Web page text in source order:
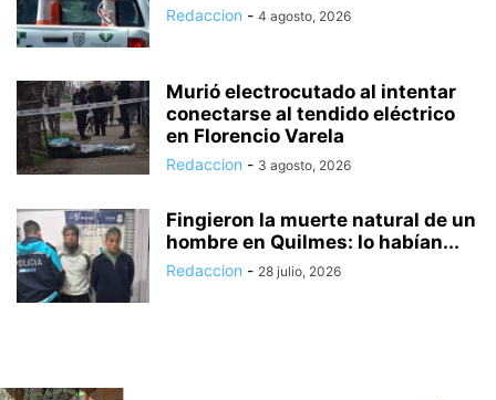
Redaccion - 4 agosto, 2026
Murió electrocutado al intentar
conectarse al tendido eléctrico
en Florencio Varela
Redaccion - 3 agosto, 2026
Fingieron la muerte natural de un
hombre en Quilmes: lo habían...
Redaccion - 28 julio, 2026